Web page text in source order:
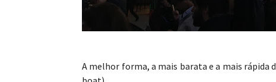
A melhor forma, a mais barata e a mais rápida